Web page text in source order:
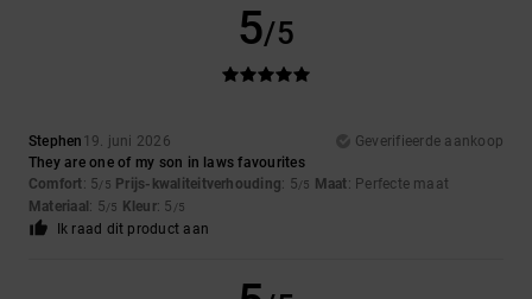
5/5
Stephen 19. juni 2026
Geverifieerde aankoop
They are one of my son in laws favourites
Comfort: 5/5 Prijs-kwaliteitverhouding: 5/5 Maat: Perfecte maat
Materiaal : 5/5 Kleur: 5 /5
Ik raad dit product aan